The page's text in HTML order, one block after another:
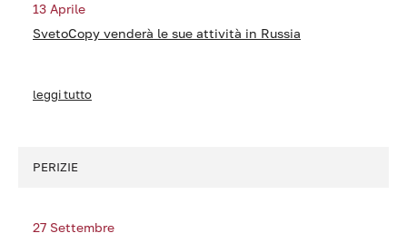
13 Aprile
SvetoCopy venderà le sue attività in Russia
leggi tutto
PERIZIE
27 Settembre